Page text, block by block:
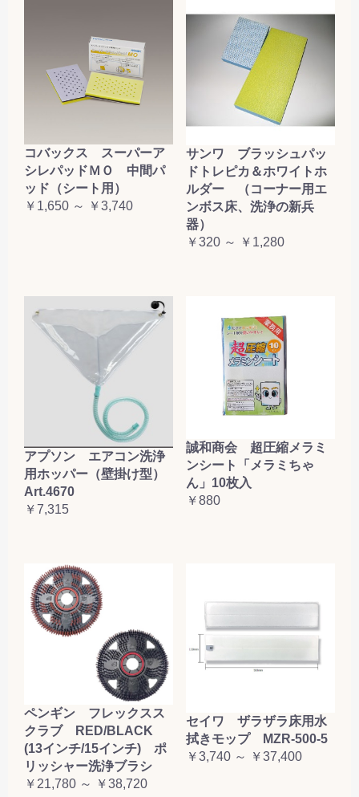
コバックス スーパーア
シレパッドＭＯ 中間パ
ッド（シート用）
￥1,650 ～ ￥3,740
サンワ ブラッシュパッ
ドトレピカ＆ホワイトホ
ルダー （コーナー用エ
ンボス床、洗浄の新兵
器）
￥320 ～ ￥1,280
アプソン エアコン洗浄
用ホッパー（壁掛け型）
Art.4670
￥7,315
誠和商会 超圧縮メラミ
ンシート「メラミちゃ
ん」10枚入
￥880
ペンギン フレックスス
クラブ RED/BLACK
(13インチ/15インチ) ポ
リッシャー洗浄ブラシ
￥21,780 ～ ￥38,720
セイワ ザラザラ床用水
拭きモップ MZR-500-5
￥3,740 ～ ￥37,400